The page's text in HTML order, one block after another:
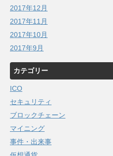
2017年12月
2017年11月
2017年10月
2017年9月
カテゴリー
ICO
セキュリティ
ブロックチェーン
マイニング
事件・出来事